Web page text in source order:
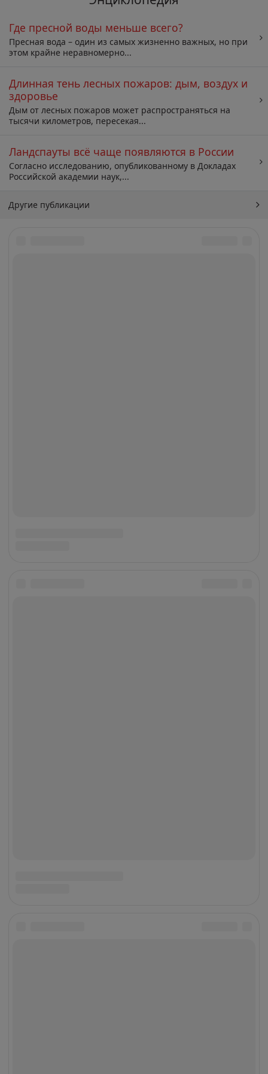
Где пресной воды меньше всего?
Пресная вода – один из самых жизненно важных, но при
этом крайне неравномерно...
Длинная тень лесных пожаров: дым, воздух и
здоровье
Дым от лесных пожаров может распространяться на
тысячи километров, пересекая...
Ландспауты всё чаще появляются в России
Согласно исследованию, опубликованному в Докладах
Российской академии наук,...
Другие публикации